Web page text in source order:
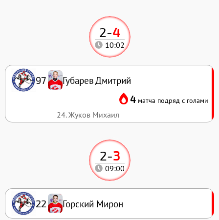
2-3
09:00
22 Горский Мирон
2-4
10:02
97 Губарев Дмитрий
4 матча подряд с голами
24. Жуков Михаил